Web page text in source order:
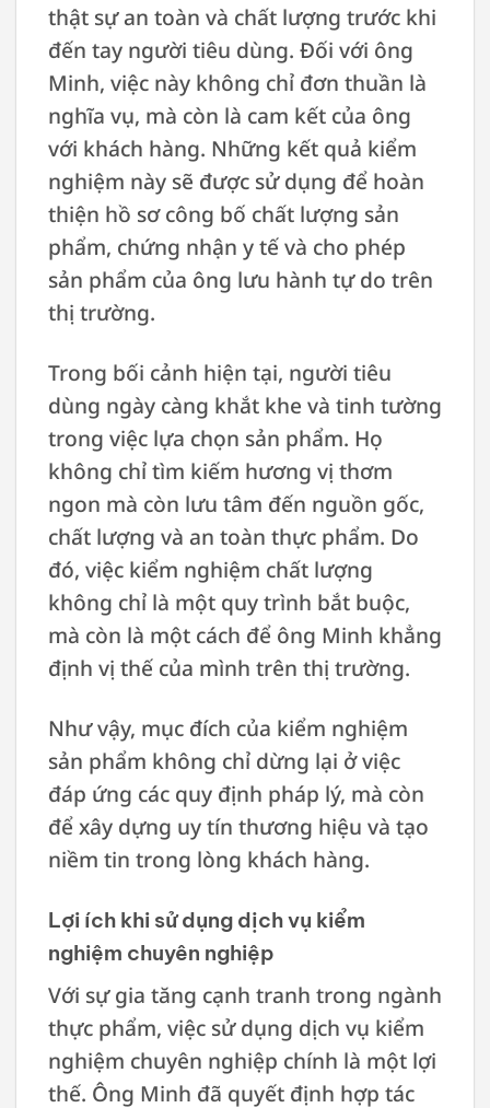
thật sự an toàn và chất lượng trước khi
đến tay người tiêu dùng. Đối với ông
Minh, việc này không chỉ đơn thuần là
nghĩa vụ, mà còn là cam kết của ông
với khách hàng. Những kết quả kiểm
nghiệm này sẽ được sử dụng để hoàn
thiện hồ sơ công bố chất lượng sản
phẩm, chứng nhận y tế và cho phép
sản phẩm của ông lưu hành tự do trên
thị trường.
Trong bối cảnh hiện tại, người tiêu
dùng ngày càng khắt khe và tinh tường
trong việc lựa chọn sản phẩm. Họ
không chỉ tìm kiếm hương vị thơm
ngon mà còn lưu tâm đến nguồn gốc,
chất lượng và an toàn thực phẩm. Do
đó, việc kiểm nghiệm chất lượng
không chỉ là một quy trình bắt buộc,
mà còn là một cách để ông Minh khẳng
định vị thế của mình trên thị trường.
Như vậy, mục đích của kiểm nghiệm
sản phẩm không chỉ dừng lại ở việc
đáp ứng các quy định pháp lý, mà còn
để xây dựng uy tín thương hiệu và tạo
niềm tin trong lòng khách hàng.
Lợi ích khi sử dụng dịch vụ kiểm
nghiệm chuyên nghiệp
Với sự gia tăng cạnh tranh trong ngành
thực phẩm, việc sử dụng dịch vụ kiểm
nghiệm chuyên nghiệp chính là một lợi
thế. Ông Minh đã quyết định hợp tác